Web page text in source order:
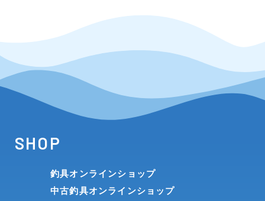
SHOP
釣具オンラインショップ
中古釣具オンラインショップ